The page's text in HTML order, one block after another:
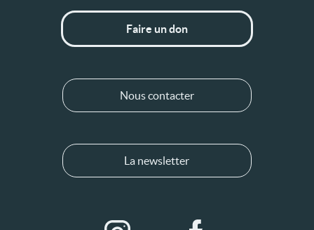
Faire un don
Nous contacter
La newsletter